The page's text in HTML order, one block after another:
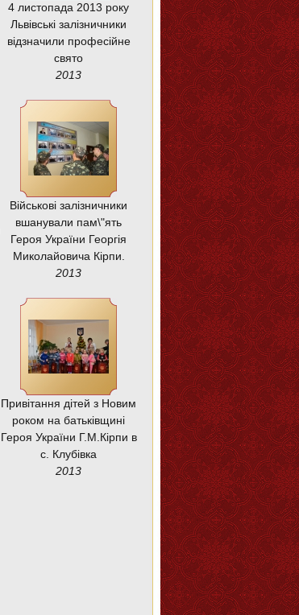
4 листопада 2013 року
Львівські залізничники
відзначили професійне
свято
2013
Військові залізничники
вшанували пам\"ять
Героя України Георгія
Миколайовича Кірпи.
2013
Привітання дітей з Новим
роком на батьківщині
Героя України Г.М.Кірпи в
с. Клубівка
2013